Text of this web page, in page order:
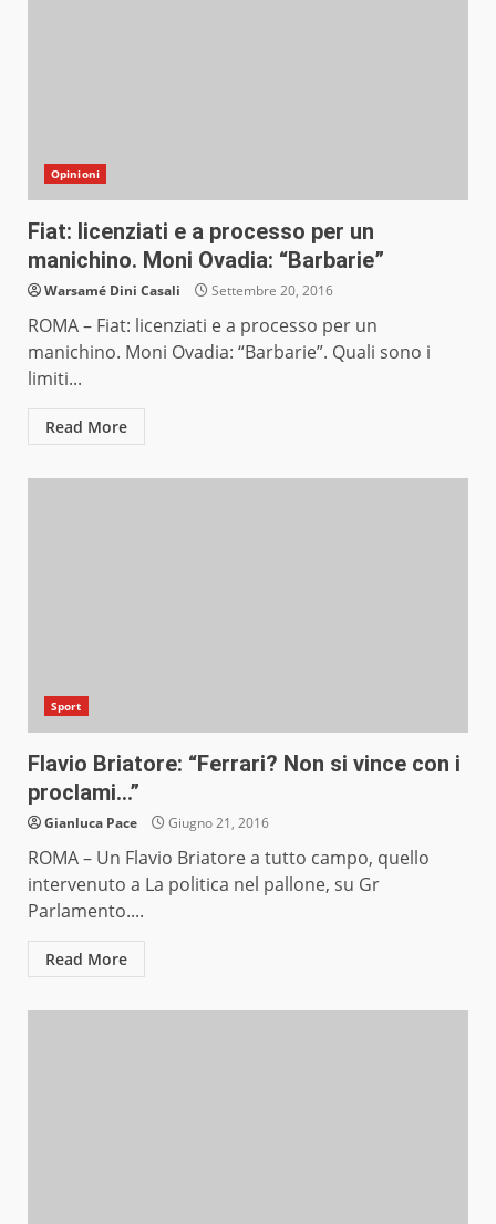
Opinioni
Fiat: licenziati e a processo per un
manichino. Moni Ovadia: “Barbarie”
Warsamé Dini Casali Settembre 20, 2016
ROMA – Fiat: licenziati e a processo per un
manichino. Moni Ovadia: “Barbarie”. Quali sono i
limiti...
Read More
Sport
Flavio Briatore: “Ferrari? Non si vince con i
proclami…”
Gianluca Pace Giugno 21, 2016
ROMA – Un Flavio Briatore a tutto campo, quello
intervenuto a La politica nel pallone, su Gr
Parlamento....
Read More